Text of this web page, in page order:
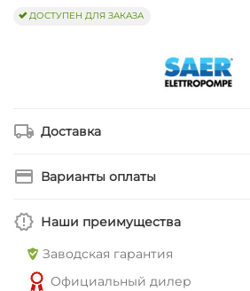
ДОСТУПЕН ДЛЯ ЗАКАЗА
Доставка
Варианты оплаты
Наши преимущества
Заводская гарантия
Официальный дилер